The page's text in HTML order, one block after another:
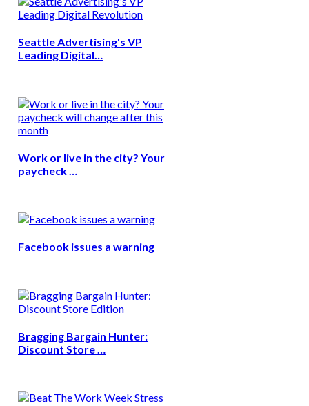
Seattle Advertising's VP
Leading Digital…
Work or live in the city? Your
paycheck …
Facebook issues a warning
Bragging Bargain Hunter:
Discount Store …